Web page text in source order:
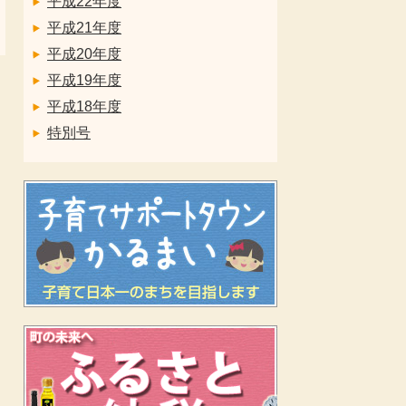
平成21年度
平成20年度
平成19年度
平成18年度
特別号